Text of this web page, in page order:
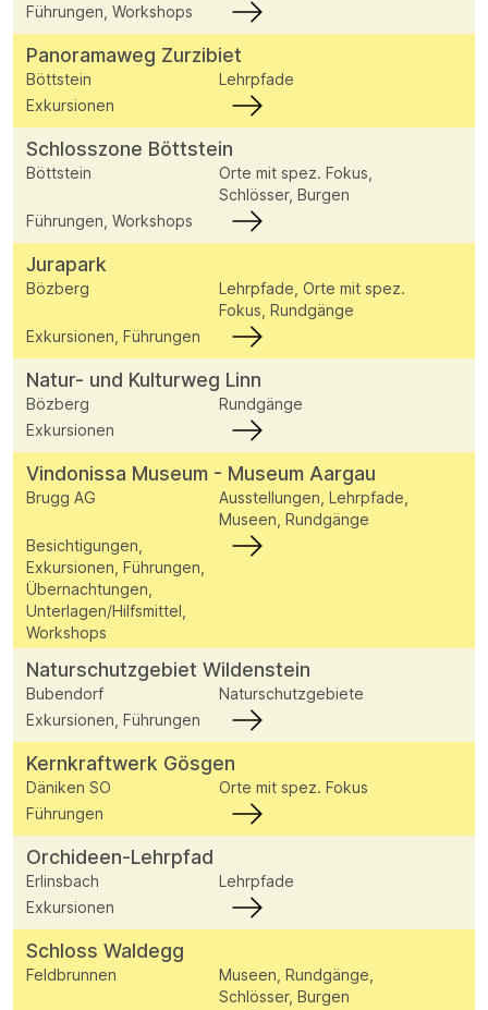
Führungen, Workshops
Panoramaweg Zurzibiet
Böttstein
Lehrpfade
Exkursionen
Schlosszone Böttstein
Böttstein
Orte mit spez. Fokus,
Schlösser, Burgen
Führungen, Workshops
Jurapark
Bözberg
Lehrpfade, Orte mit spez.
Fokus, Rundgänge
Exkursionen, Führungen
Natur- und Kulturweg Linn
Bözberg
Rundgänge
Exkursionen
Vindonissa Museum - Museum Aargau
Brugg AG
Ausstellungen, Lehrpfade,
Museen, Rundgänge
Besichtigungen,
Exkursionen, Führungen,
Übernachtungen,
Unterlagen/Hilfsmittel,
Workshops
Naturschutzgebiet Wildenstein
Bubendorf
Naturschutzgebiete
Exkursionen, Führungen
Kernkraftwerk Gösgen
Däniken SO
Orte mit spez. Fokus
Führungen
Orchideen-Lehrpfad
Erlinsbach
Lehrpfade
Exkursionen
Schloss Waldegg
Feldbrunnen
Museen, Rundgänge,
Schlösser, Burgen